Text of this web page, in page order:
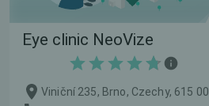
Eye clinic NeoVize
Viniční 235, Brno, Czechy, 615 00